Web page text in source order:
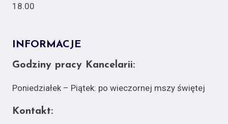
18.00
INFORMACJE
Godziny pracy Kancelarii:
Poniedziałek – Piątek: po wieczornej mszy świętej
Kontakt: